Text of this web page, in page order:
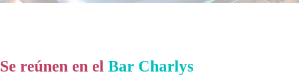
Se reúnen en el Bar Charlys